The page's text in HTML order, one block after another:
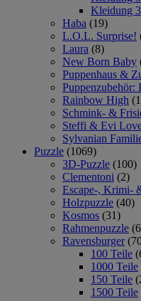
Kleidung
Haba (19)
L.O.L. Surprise!
Laura (8)
New Born Baby
Puppenhaus &
Puppenzubehör:
Rainbow High
Schmink- &
Steffi & Evi
Sylvanian
Puzzle (1069)
3D-Puzzle (100)
Clementoni (2)
Escape-, Krimi-
Holzpuzzle (40)
Kosmos (31)
Rahmenpuzzle
Ravensburger
100 Teile
1000 Teile
150 Teile
1500 Teile